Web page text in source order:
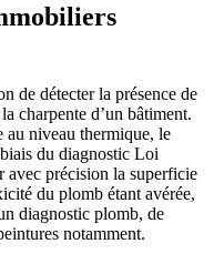
de détecter la présence de
charpente d’un bâtiment.
au niveau thermique, le
du diagnostic Loi
avec précision la superficie
du plomb étant avérée,
diagnostic plomb, de
notamment.